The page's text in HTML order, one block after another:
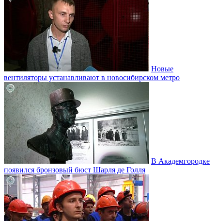
Новые
вентиляторы устанавливают в новосибирском метро
В Академгородке
появился бронзовый бюст Шарля де Голля